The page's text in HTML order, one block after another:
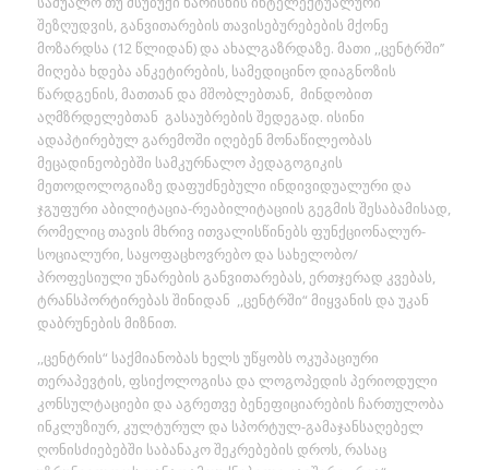
შეზღუდვის, განვითარების თავისებურებების მქონე
მოზარდსა (12 წლიდან) და ახალგაზრდაზე. მათი ,,ცენტრში’’
მიღება ხდება ანკეტირების, სამედიცინო დიაგნოზის
წარდგენის, მათთან და მშობლებთან, მინდობით
აღმზრდელებთან გასაუბრების შედეგად. ისინი
ადაპტირებულ გარემოში იღებენ მონაწილეობას
მეცადინეობებში სამკურნალო პედაგოგიკის
მეთოდოლოგიაზე დაფუძნებული ინდივიდუალური და
ჯგუფური აბილიტაცია-რეაბილიტაციის გეგმის შესაბამისად,
რომელიც თავის მხრივ ითვალისწინებს ფუნქციონალურ-
სოციალური, საყოფაცხოვრებო და სახელობო/
პროფესიული უნარების განვითარებას, ერთჯერად კვებას,
ტრანსპორტირებას შინიდან ,,ცენტრში“ მიყვანის და უკან
დაბრუნების მიზნით.
,,ცენტრის“ საქმიანობას ხელს უწყობს ოკუპაციური
თერაპევტის, ფსიქოლოგისა და ლოგოპედის პერიოდული
კონსულტაციები და აგრეთვე ბენეფიციარების ჩართულობა
ინკლუზიურ, კულტურულ და სპორტულ-გამაჯანსაღებელ
ღონისძიებებში საბანაკო შეკრებების დროს, რასაც